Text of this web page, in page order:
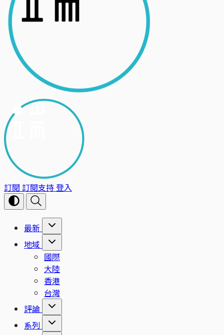
訂閱 訂閱支持登入
最新
地域
國際
大陸
香港
台灣
評論
系列